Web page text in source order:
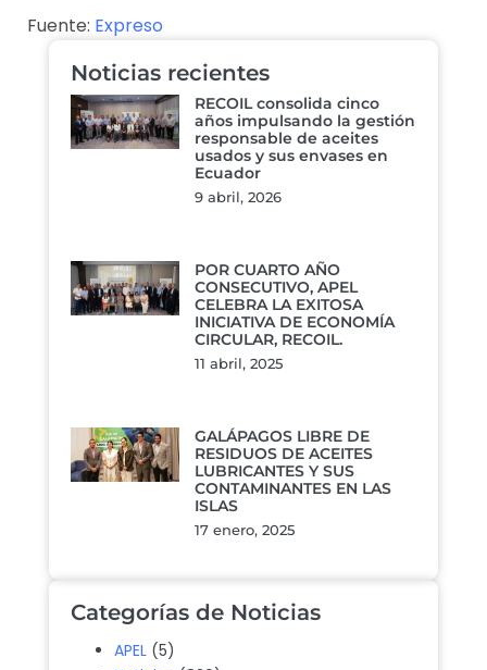
Fuente: Expreso
Noticias recientes
RECOIL consolida cinco
años impulsando la gestión
responsable de aceites
usados y sus envases en
Ecuador
9 abril, 2026
POR CUARTO AÑO
CONSECUTIVO, APEL
CELEBRA LA EXITOSA
INICIATIVA DE ECONOMÍA
CIRCULAR, RECOIL.
11 abril, 2025
GALÁPAGOS LIBRE DE
RESIDUOS DE ACEITES
LUBRICANTES Y SUS
CONTAMINANTES EN LAS
ISLAS
17 enero, 2025
Categorías de Noticias
APEL (5)